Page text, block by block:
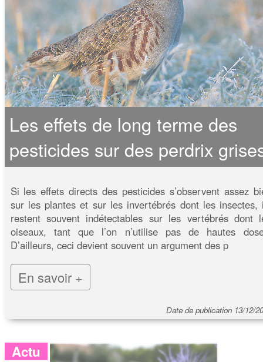
Les effets de long terme des
pesticides sur des perdrix
Si les effets directs des pesticides s’observent assez
sur les plantes et sur les invertébrés dont les insectes,
restent souvent indétectables sur les vertébrés dont
oiseaux, tant que l’on n’utilise pas de hautes
D’ailleurs, ceci devient souvent un argument des p
En savoir +
Date de publication 13/12/
Actu